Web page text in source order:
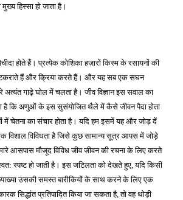
हिस्सा हो जाता है।
होते हैं। प्रत्येक कोशिका हज़ारों किस्म के रसायनों की
टकराते हैं और क्रिया करते हैं। और यह सब एक सघन
गाढ़े घोल में चलता है। जीव विज्ञान इस सवाल का
है कि अणुओं के इस सुसंयोजित थैले में कैसे जीवन पैदा होता
का संचार होता है। यदि हम इसमें यह और जोड़ दें
विशाल विविधता है जिसे कुछ सामान्य सूत्र आपस में जोड़े
आसपास मौजूद विविध जीव जीवन की रचना के लिए करते
:स्पष्ट हो जाती है। इस जटिलता को देखते हुए,यदि किसी
उसकी समस्त बारीकियों के साथ करने के लिए एक
सिद्धांत प्रतिपादित किया जा सकता है,तो वह थोड़ी